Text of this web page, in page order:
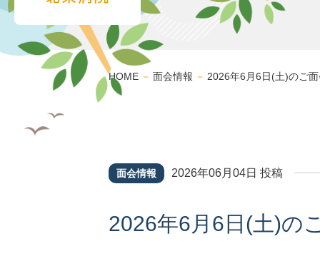
HOME － 面会情報 － 2026年6月6日(土)のご
面会情報 2026年06月04日 投稿
2026年6月6日(土)の